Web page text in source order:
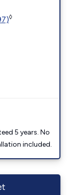
◊
5 years. No
included.